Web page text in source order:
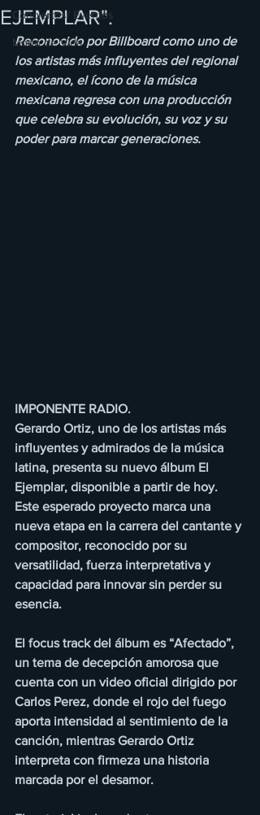
Conciertos/ Eventos
Modo de Vida
EJEMPLAR".
Reconocido por Billboard como uno de
los artistas más influyentes del regional
mexicano, el ícono de la música
mexicana regresa con una producción
que celebra su evolución, su voz y su
poder para marcar generaciones.
IMPONENTE RADIO.
Gerardo Ortiz, uno de los artistas más
influyentes y admirados de la música
latina, presenta su nuevo álbum El
Ejemplar, disponible a partir de hoy.
Este esperado proyecto marca una
nueva etapa en la carrera del cantante y
compositor, reconocido por su
versatilidad, fuerza interpretativa y
capacidad para innovar sin perder su
esencia.
El focus track del álbum es “Afectado”,
un tema de decepción amorosa que
cuenta con un video oficial dirigido por
Carlos Perez, donde el rojo del fuego
aporta intensidad al sentimiento de la
canción, mientras Gerardo Ortiz
interpreta con firmeza una historia
marcada por el desamor.